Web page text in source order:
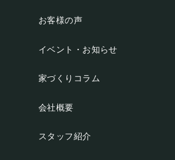
お客様の声
イベント・お知らせ
家づくりコラム
会社概要
スタッフ紹介